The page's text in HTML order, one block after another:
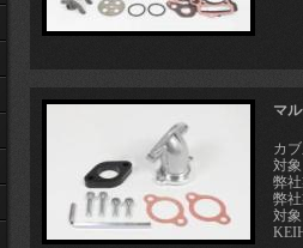
マ
カ
対
弊
弊
対